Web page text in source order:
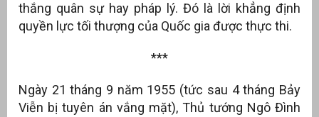
thắng quân sự hay pháp lý. Đó là lời khẳng định
quyền lực tối thượng của Quốc gia được thực thi.
***
Ngày 21 tháng 9 năm 1955 (tức sau 4 tháng Bảy
Viễn bị tuyên án vắng mặt), Thủ tướng Ngô Đình